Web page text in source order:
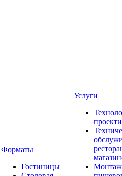
Форматы
Гостиницы
Услуги
Монтаж